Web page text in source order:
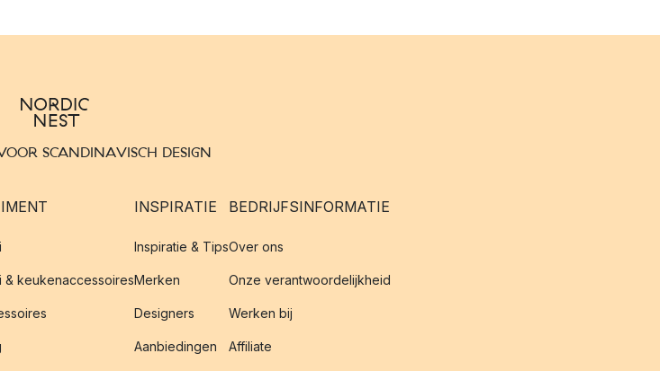
SCANDINAVISCH DESIGN
& keukenaccessoires
INSPIRATIE
Inspiratie & Tips
Merken
Designers
Aanbiedingen
BEDRIJFSINFORMATIE
Over ons
Onze verantwoordelijkheid
Werken bij
Affiliate